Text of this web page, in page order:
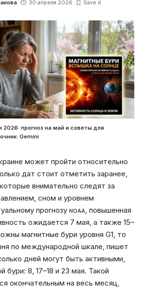
30 апреля 2026
2026: прогноз на май и советы для
Gemini
может пройти относительно
дат стоит отметить заранее,
внимательно следят за
сном и уровнем
прогнозу NOAA
, повышенная
ожидается 7 мая, а также 15–
магнитные бури уровня G1, то
по международной шкале, пишет
дней могут быть активными,
бури: 8, 17–18 и 23 мая. Такой
окончательным на весь месяц,